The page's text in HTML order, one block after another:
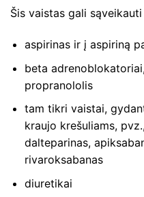
Šis vaistas gali
aspirinas ir į aspiriną
beta
propranololis
tam tikri vaistai,
kraujo krešuliams,
dalteparinas,
rivaroksabanas
diuretikai